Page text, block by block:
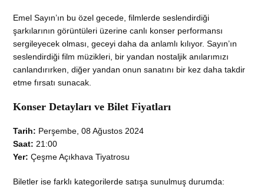
Emel Sayın’ın bu özel gecede, filmlerde seslendirdiği
şarkılarının görüntüleri üzerine canlı konser performansı
sergileyecek olması, geceyi daha da anlamlı kılıyor. Sayın’ın
seslendirdiği film müzikleri, bir yandan nostaljik anılarımızı
canlandırırken, diğer yandan onun sanatını bir kez daha takdir
etme fırsatı sunacak.
Konser Detayları ve Bilet Fiyatları
Tarih: Perşembe, 08 Ağustos 2024
Saat: 21:00
Yer: Çeşme Açıkhava Tiyatrosu
Biletler ise farklı kategorilerde satışa sunulmuş durumda: